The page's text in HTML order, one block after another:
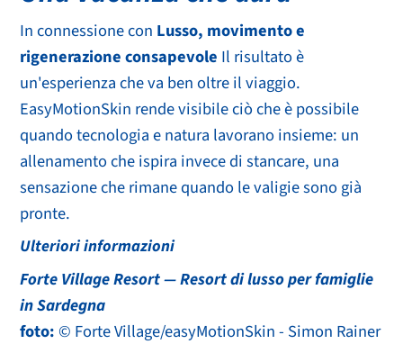
In connessione con Lusso, movimento e
rigenerazione consapevole Il risultato è
un'esperienza che va ben oltre il viaggio.
EasyMotionSkin rende visibile ciò che è possibile
quando tecnologia e natura lavorano insieme: un
allenamento che ispira invece di stancare, una
sensazione che rimane quando le valigie sono già
pronte.
Ulteriori informazioni
Forte Village Resort — Resort di lusso per famiglie
in Sardegna
foto: © Forte Village/easyMotionSkin - Simon Rainer